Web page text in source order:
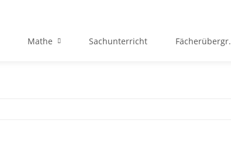
Mathe Sachunterricht Fächerübergr.